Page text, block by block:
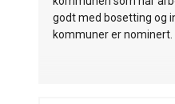
godt med bosetting og
kommuner er nominert.